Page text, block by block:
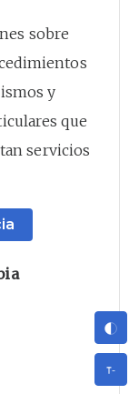
sobre
y
que
servicios